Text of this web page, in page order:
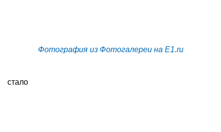
Фотография из Фотогалереи на E1.ru
стало